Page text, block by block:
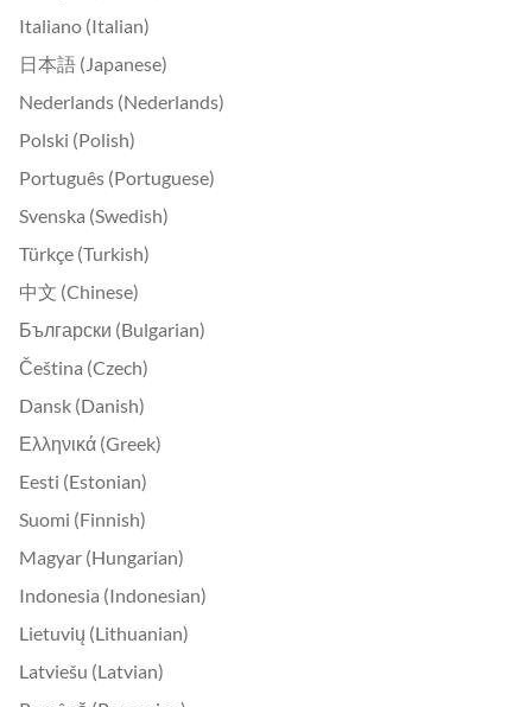
Italiano (Italian)
日本語 (Japanese)
Nederlands (Nederlands)
Polski (Polish)
Português (Portuguese)
Svenska (Swedish)
Türkçe (Turkish)
中文 (Chinese)
Български (Bulgarian)
Čeština (Czech)
Dansk (Danish)
Ελληνικά (Greek)
Eesti (Estonian)
Suomi (Finnish)
Magyar (Hungarian)
Indonesia (Indonesian)
Lietuvių (Lithuanian)
Latviešu (Latvian)